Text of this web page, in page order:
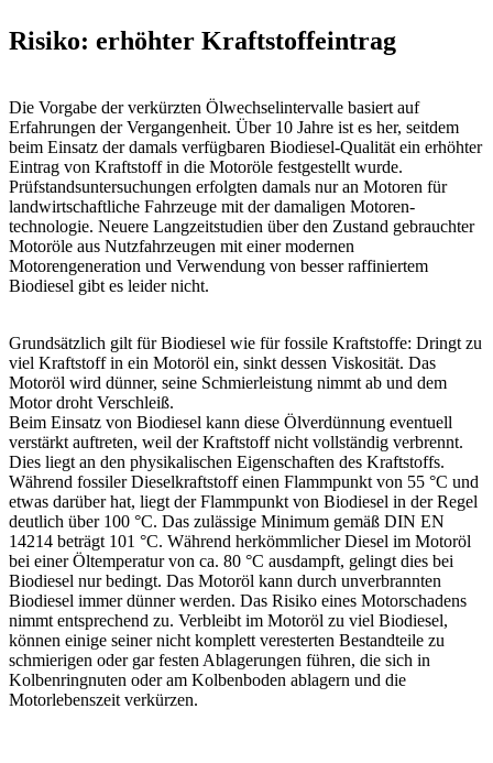
Risiko: erhöhter Kraftstoffeintrag
Die Vorgabe der verkürzten Ölwechselintervalle basiert auf
Erfahrungen der Vergangenheit. Über 10 Jahre ist es her, seitdem
beim Einsatz der damals verfügbaren Biodiesel-Qualität ein erhöhter
Eintrag von Kraftstoff in die Motoröle festgestellt wurde.
Prüfstandsunter­suchungen erfolgten damals nur an Motoren für
landwirtschaftliche Fahrzeuge mit der damaligen Motoren­
technologie. Neuere Langzeitstudien über den Zustand gebrauchter
Motoröle aus Nutzfahrzeugen mit einer modernen
Motorengeneration und Verwendung von besser raffiniertem
Biodiesel gibt es leider nicht.
Grundsätzlich gilt für Biodiesel wie für fossile Kraftstoffe: Dringt zu
viel Kraftstoff in ein Motoröl ein, sinkt dessen Viskosität. Das
Motoröl wird dünner, seine Schmierleistung nimmt ab und dem
Motor droht Verschleiß.
Beim Einsatz von Biodiesel kann diese Ölverdünnung eventuell
verstärkt auftreten, weil der Kraftstoff nicht vollständig verbrennt.
Dies liegt an den physikalischen Eigenschaften des Kraftstoffs.
Während fossiler Diesel­kraftstoff einen Flammpunkt von 55 °C und
etwas darüber hat, liegt der Flammpunkt von Biodiesel in der Regel
deutlich über 100 °C. Das zulässige Minimum gemäß DIN EN
14214 beträgt 101 °C. Während herkömmlicher Diesel im Motoröl
bei einer Öltemperatur von ca. 80 °C ausdampft, gelingt dies bei
Biodiesel nur bedingt. Das Motoröl kann durch unverbrannten
Biodiesel immer dünner werden. Das Risiko eines Motorschadens
nimmt entsprechend zu. Verbleibt im Motoröl zu viel Biodiesel,
können einige seiner nicht komplett veresterten Bestandteile zu
schmierigen oder gar festen Ablagerungen führen, die sich in
Kolbenringnuten oder am Kolbenboden ablagern und die
Motorlebenszeit verkürzen.